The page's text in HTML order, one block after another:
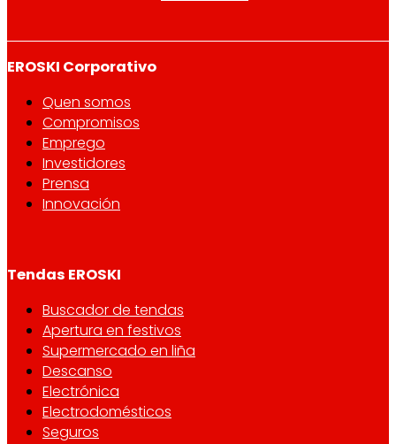
EROSKI Corporativo
Quen somos
Compromisos
Emprego
Investidores
Prensa
Innovación
Tendas EROSKI
Buscador de tendas
Apertura en festivos
Supermercado en liña
Descanso
Electrónica
Electrodomésticos
Seguros